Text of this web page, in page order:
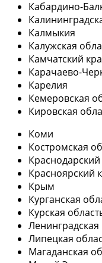
Кабардино-
Калмыкия
Калужская
Камчатский
Карачаево-
Карелия
Кемеровская
Кировская
Коми
Костромская
Красноярский
Крым
Курганская
Курская
Липецкая
Магаданская